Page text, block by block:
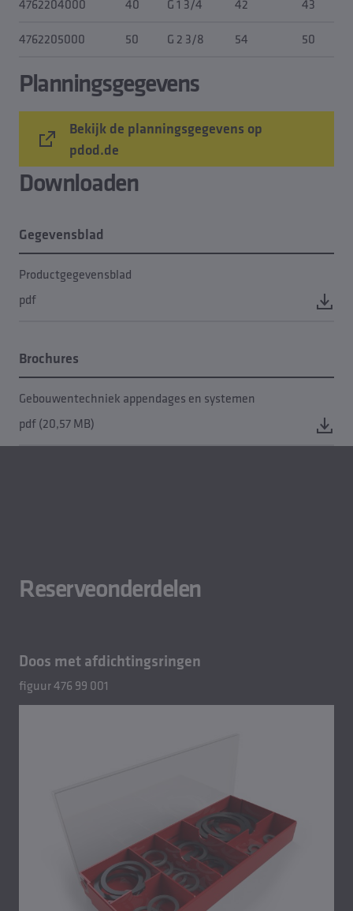
4762204000
40 G 1 3/4 42
43
4762205000
50 G 2 3/8 54 50
Planningsgegevens
Bekijk de planningsgegevens op
pdod.de
Downloaden
Gegevensblad
Productgegevensblad
pdf
Brochures
Gebouwentechniek appendages en systemen
pdf (20,57 MB)
Reserveonderdelen
Doos met afdichtingsringen
figuur 476 99 001